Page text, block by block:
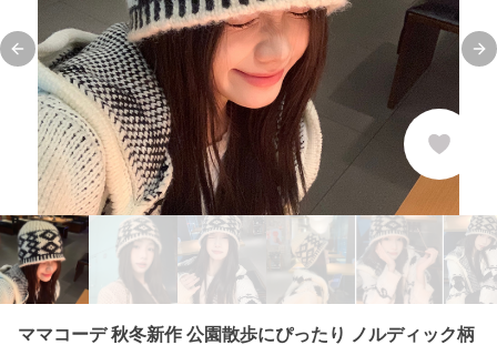
Previous slide
ママコーデ 秋冬新作 公園散歩にぴったり ノルディック柄